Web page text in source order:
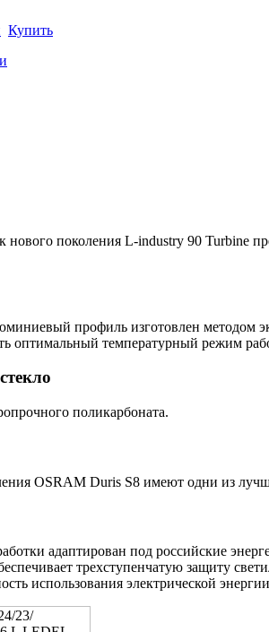
Купить
нового поколения L-industry 90 Turbine
профиль изготовлен методом
оптимальный температурный режим
поликарбоната.
OSRAM Duris S8 имеют одни из
адаптирован под российские
трехступенчатую защиту
использования электрической